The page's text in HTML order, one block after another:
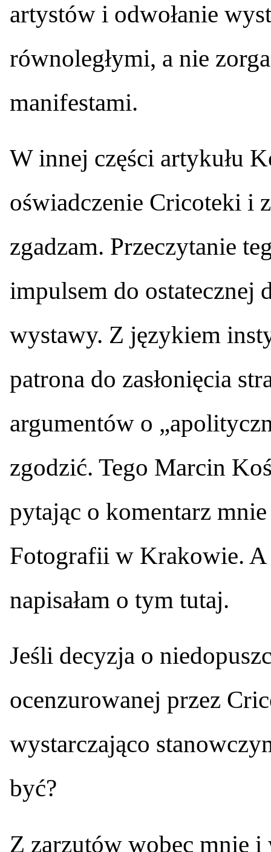
artystów i odwołanie
równoległymi, a nie
manifestami.
W innej części artykułu
oświadczenie Cricoteki i
zgadzam. Przeczytanie
impulsem do ostatecznej
wystawy. Z językiem
patrona do zasłonięcia
argumentów o
zgodzić. Tego Marcin
pytając o komentarz
Fotografii w Krakowie. A
napisałam o tym tutaj.
Jeśli decyzja o
ocenzurowanej przez
wystarczająco
być?
Z zarzutów wobec mnie